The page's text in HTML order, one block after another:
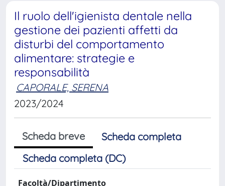
Il ruolo dell'igienista dentale nella
gestione dei pazienti affetti da
disturbi del comportamento
alimentare: strategie e
responsabilità
CAPORALE, SERENA
2023/2024
Scheda breve
Scheda completa
Scheda completa (DC)
Facoltà/Dipartimento